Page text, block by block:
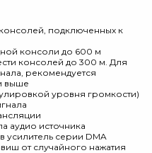
подключенных к
консоли до 600 м
консолей до 300 м. Для
рекомендуется
выше
уровня громкости)
аудио источника
усилитель серии DMA
от случайного нажатия